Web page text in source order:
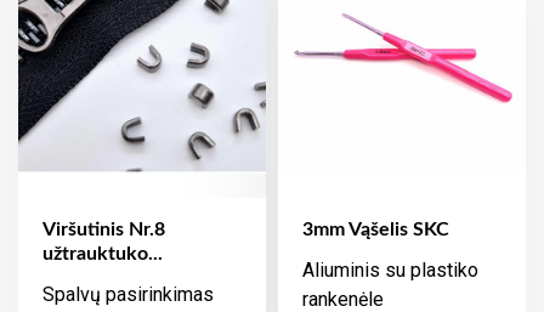
Viršutinis Nr.8
užtrauktuko...
Spalvų pasirinkimas
3mm Vąšelis SKC
Aliuminis su plastiko
rankenėle